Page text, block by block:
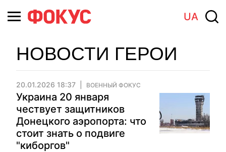
UA
НОВОСТИ ГЕРОИ
20.01.2026 18:37 ВОЕННЫЙ ФОКУС
Украина 20 января
чествует защитников
Донецкого аэропорта: что
стоит знать о подвиге
"киборгов"